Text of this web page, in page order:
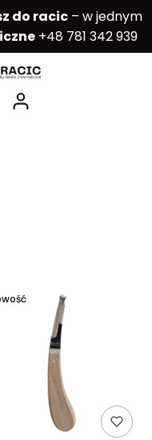
do racic– w jednym
+48 781 342 939